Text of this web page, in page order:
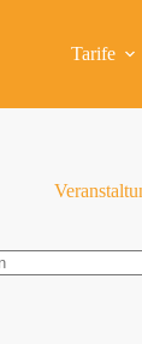
Tarife